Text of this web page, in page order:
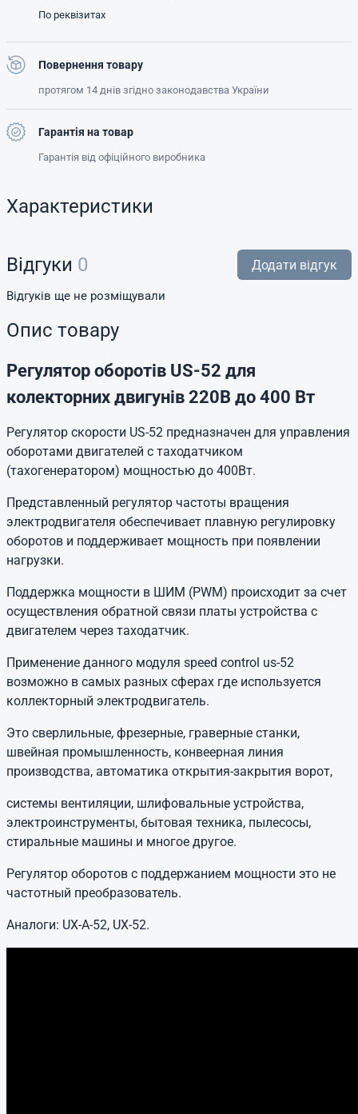
По реквізитах
Повернення товару
протягом 14 днів згідно законодавства України
Гарантія на товар
Гарантія від офіційного виробника
Характеристики
Відгуки 0 Додати відгук
Відгуків ще не розміщували
Опис товару
Регулятор оборотів US-52 для
колекторних двигунів 220В до 400 Вт
Регулятор скорости US-52 предназначен для управления
оборотами двигателей с таходатчиком
(тахогенератором) мощностью до 400Вт.
Представленный регулятор частоты вращения
электродвигателя обеспечивает плавную регулировку
оборотов и поддерживает мощность при появлении
нагрузки.
Поддержка мощности в ШИМ (PWM) происходит за счет
осуществления обратной связи платы устройства с
двигателем через таходатчик.
Применение данного модуля speed control us-52
возможно в самых разных сферах где используется
коллекторный электродвигатель.
Это сверлильные, фрезерные, граверные станки,
швейная промышленность, конвеерная линия
производства, автоматика открытия-закрытия ворот,
системы вентиляции, шлифовальные устройства,
электроинструменты, бытовая техника, пылесосы,
стиральные машины и многое другое.
Регулятор оборотов с поддержанием мощности это не
частотный преобразователь.
Аналоги: UX-A-52, UX-52.